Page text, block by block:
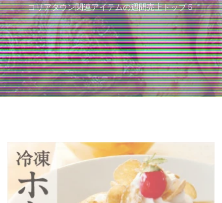
コリアタウン関連アイテムの週間売上トップ５